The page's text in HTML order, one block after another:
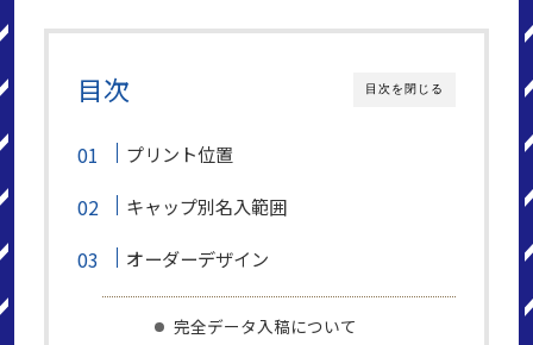
目次を閉じる
目次
プリント位置
キャップ別名入範囲
オーダーデザイン
完全データ入稿について